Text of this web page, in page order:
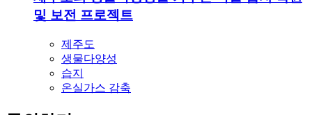
온실가스 감축
문의하기
맞춤 기획이 필요하다면